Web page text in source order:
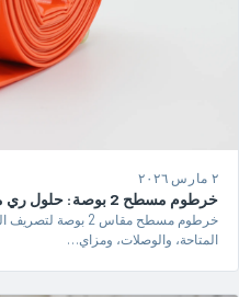
٢ مارس ٢٠٢٦
خرطوم مسطح 2 بوصة: حلول ري مرنة للمياه
خرطوم مسطح مقاس 2
المتاحة، والوصلات، ومزاي…